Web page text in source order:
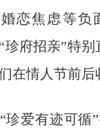
恋焦虑等负
珍府招亲”特
在情人节前后
有迹可循”